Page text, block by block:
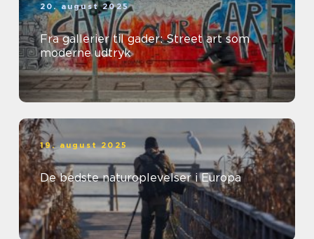
20. august 2025
Fra gallerier til gader: Street art som
moderne udtryk
19. august 2025
De bedste naturoplevelser i Europa